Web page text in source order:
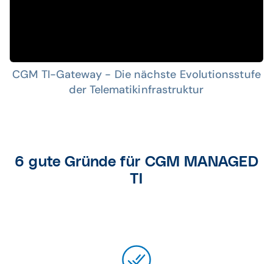
CGM TI-Gateway - Die nächste Evolutionsstufe
der Telematikinfrastruktur
6 gute Gründe für CGM MANAGED
TI